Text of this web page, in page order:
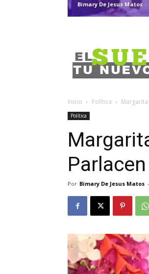
Bimary De Jesus Matos -
Inicio Política
Política
Parlacen
Por Bimary De Jesus Matos -